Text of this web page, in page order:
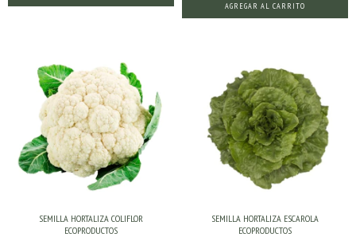
SEMILLA HORTALIZA COLIFLOR
ECOPRODUCTOS
SEMILLA HORTALIZA ESCAROLA
ECOPRODUCTOS